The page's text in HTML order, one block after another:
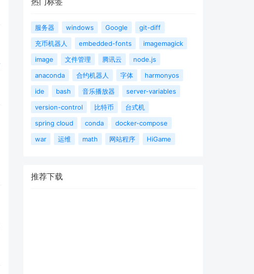
服务器 windows Google
git-diff
充币机器人
embedded-fonts
imagemagick
image
文件管理 腾讯云
node.js
anaconda
合约机器人 字体
harmonyos
ide
bash 音乐播放器
server-variables
version-control
比特币
台式机
spring cloud
conda
docker-compose
war
运维 math 网站程序 HiGame
推荐下载